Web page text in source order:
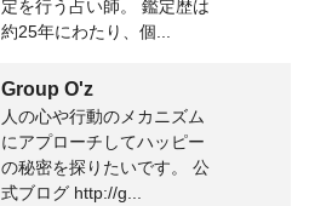
定を行う占い師。 鑑定歴は
約25年にわたり、個...
Group O'z
人の心や行動のメカニズム
にアプローチしてハッピー
の秘密を探りたいです。 公
式ブログ http://g...